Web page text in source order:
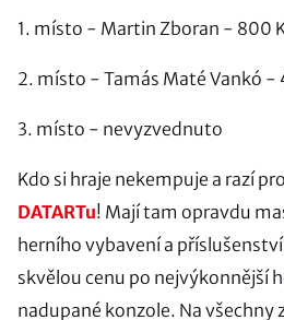
1. místo - Martin Zboran - 800
2. místo - Tamás Maté Vankó -
3. místo - nevyzvednuto
Kdo si hraje nekempuje a razí
DATARTu! Mají tam opravdu
herního vybavení a
skvělou cenu po nejvýkonnější
nadupané konzole. Na všechny